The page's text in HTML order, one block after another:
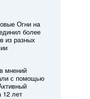
Огни на
более
из разных
мнений
с помощью
12 лет